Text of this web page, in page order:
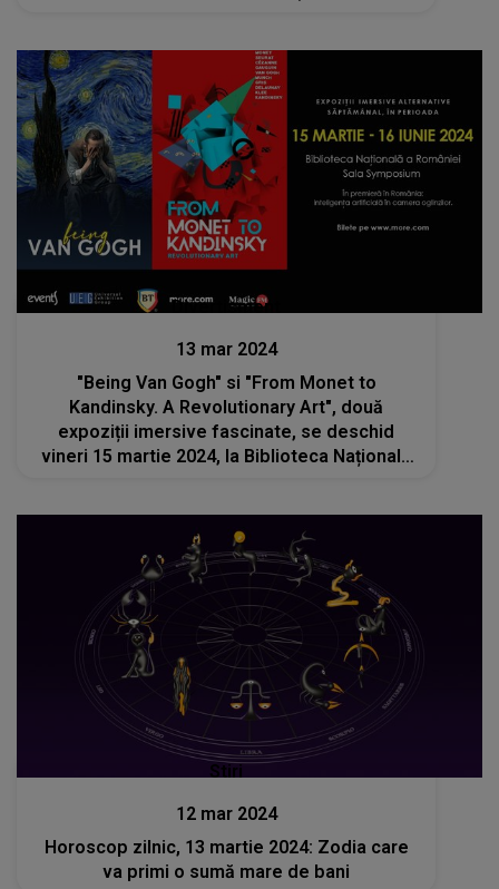
Divertisment
13 mar 2024
"Being Van Gogh" si "From Monet to
Kandinsky. A Revolutionary Art", două
expoziții imersive fascinate, se deschid
vineri 15 martie 2024, la Biblioteca Națională
Stiri
12 mar 2024
Horoscop zilnic, 13 martie 2024: Zodia care
va primi o sumă mare de bani